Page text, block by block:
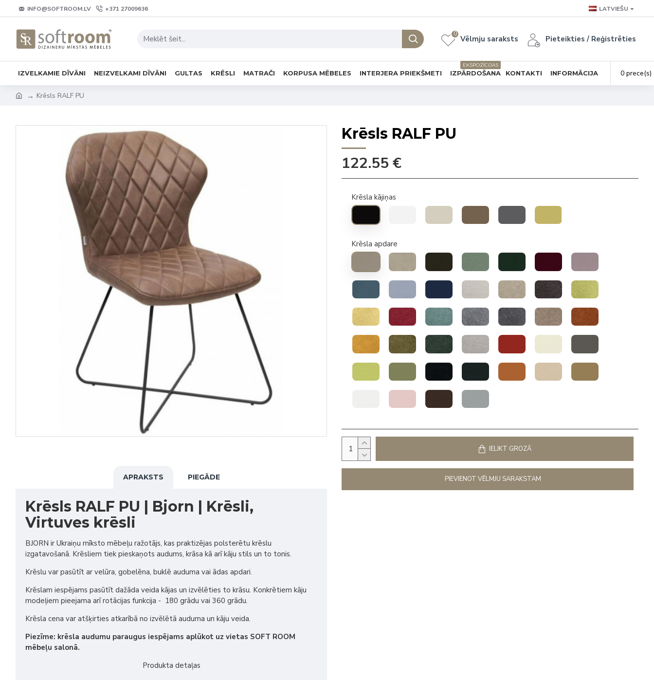
INFO@SOFTROOM.LV +371 27009636 LATVIEŠU
Vēlmju saraksts
0
Pieteikties / Reģistrēties
IZVELKAMIE DĪVĀNI NEIZVELKAMI DĪVĀNI GULTAS KRĒSLI MATRAČI KORPUSA MĒBELES INTERJERA PRIEKŠMETI IZPĀRDOŠANA
EKSPOZĪCIJAS
KONTAKTI INFORMĀCIJA 0
Krēsls RALF PU
APRAKSTS PIEGĀDE
Krēsls RALF PU | Bjorn | Krēsli,
Virtuves krēsli
BJORN ir Ukraiņu mīksto mēbeļu ražotājs, kas praktizējas polsterētu krēslu
izgatavošanā. Krēsliem tiek pieskaņots audums, krāsa kā arī kāju stils un to tonis.
Krēslu var pasūtīt ar velūra, gobelēna, buklē auduma vai ādas apdari.
Krēslam iespējams pasūtīt dažāda veida kājas un izvēlēties to krāsu. Konkrētiem kāju
modeļiem pieejama arī rotācijas funkcija - 180 grādu vai 360 grādu.
Krēsla cena var atšķirties atkarībā no izvēlētā auduma un kāju veida.
Piezīme: krēsla audumu paraugus iespējams aplūkot uz vietas SOFT ROOM
mēbeļu salonā.
Produkta detaļas
Krēsls RALF PU
122.55 €
Krēsla kājiņas
Krēsla apdare
IELIKT GROZĀ
PIEVIENOT VĒLMJU SARAKSTAM